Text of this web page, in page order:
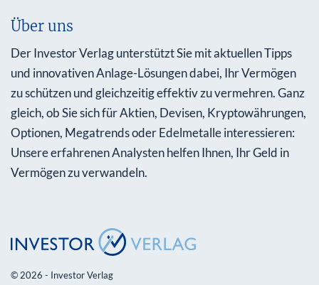
Über uns
Der Investor Verlag unterstützt Sie mit aktuellen Tipps
und innovativen Anlage-Lösungen dabei, Ihr Vermögen
zu schützen und gleichzeitig effektiv zu vermehren. Ganz
gleich, ob Sie sich für Aktien, Devisen, Kryptowährungen,
Optionen, Megatrends oder Edelmetalle interessieren:
Unsere erfahrenen Analysten helfen Ihnen, Ihr Geld in
Vermögen zu verwandeln.
© 2026 - Investor Verlag